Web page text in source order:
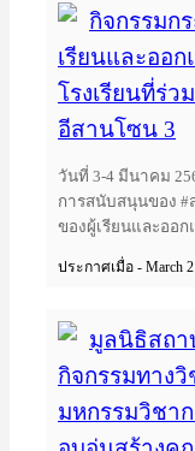
กิจกรรมก
เรียนและออ
โรงเรียนที่ร่ว
อีสานโซน 3
วันที่ 3-4 มีนาคม
การสนับสนุนของ #
ของผู้เรียนและออก
ประกาศเมื่อ - March
มูลนิธิสถา
กิจกรรมทาง
มหกรรมวิชา